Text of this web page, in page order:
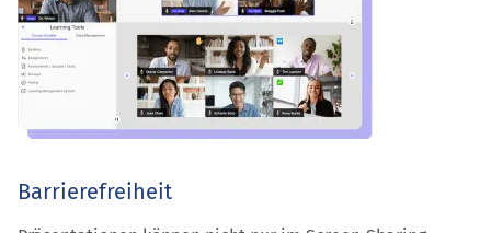
Barrierefreiheit